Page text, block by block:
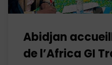
Abidjan
de l’Africa GI